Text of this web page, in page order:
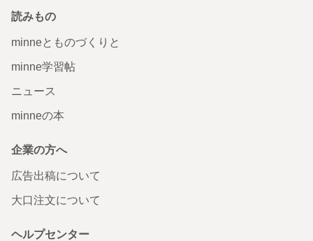
読みもの
minneとものづくりと
minne学習帖
ニュース
minneの本
企業の方へ
広告出稿について
大口注文について
ヘルプセンター